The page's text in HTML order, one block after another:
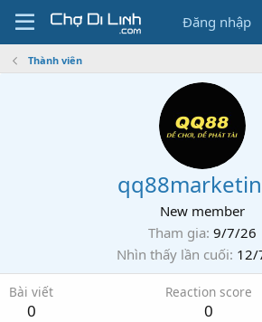
Đăng nhập
Thành viên
New member
Tham gia 9/7/26
Nhìn thấy lần cuối 12/
Bài viết
0
Reaction score
0